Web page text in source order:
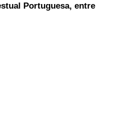
Portuguesa, entre